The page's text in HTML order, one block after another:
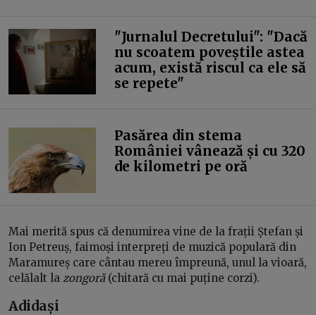
"Jurnalul Decretului": "Dacă
nu scoatem poveștile astea
acum, există riscul ca ele să
se repete"
Pasărea din stema
României vânează și cu 320
de kilometri pe oră
Mai merită spus că denumirea vine de la frații Ștefan și
Ion Petreuș, faimoși interpreți de muzică populară din
Maramureș care cântau mereu împreună, unul la vioară,
celălalt la zongoră(chitară cu mai puține corzi).
Adidași